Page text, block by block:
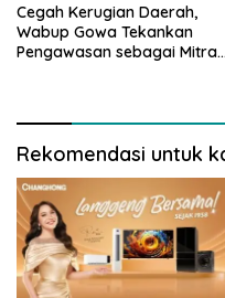
Cegah Kerugian Daerah,
Wabup Gowa Tekankan
Pengawasan sebagai Mitra
Rekomendasi untuk